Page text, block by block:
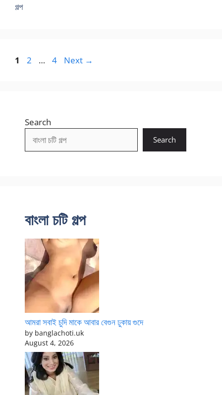
গল্প
Page
1 Page
2 … Page
4 Next →
Search
Search
বাংলা চটি গল্প
আমরা সবাই চুদি মাকে আবার বেগুন ঢুকায় গুদে
by banglachoti.uk
August 4, 2026